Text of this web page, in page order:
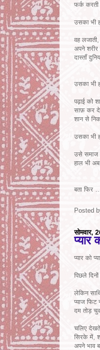
फर्क करती
उसका भी
वह
अपने
दास्ताँ
उसका भी
पढ़ाई को
साफ़ कर
शान से
उसका भी
उसे समाज
हाल भी
बता फिर
Posted
सोमवार,
प्यार
प्यार को
पिछले
लेकिन
प्याज फिट
दम तोड़
चलिए
सिरके में,
अपने भाव